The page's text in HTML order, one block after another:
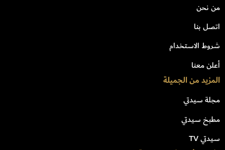
من نحن
اتصل بنا
شروط الاستخدام
أعلن معنا
المزيد من الجميلة
مجلة سيدتي
مطبخ سيدتي
سيدتي TV